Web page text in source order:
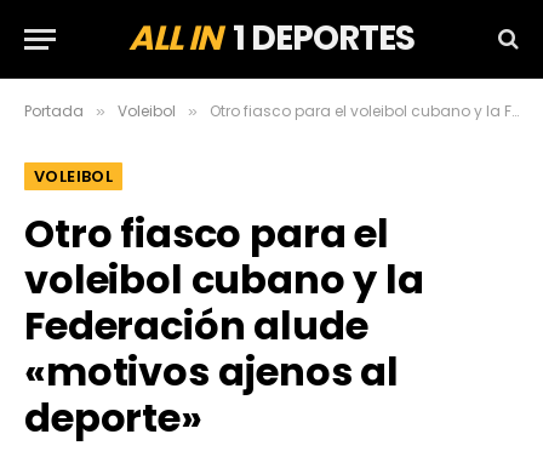
ALL IN1 DEPORTES
Portada » Voleibol » Otro fiasco para el voleibol cubano y la Federación alude «motivos ajenos al deporte»
VOLEIBOL
Otro fiasco para el
voleibol cubano y la
Federación alude
«motivos ajenos al
deporte»